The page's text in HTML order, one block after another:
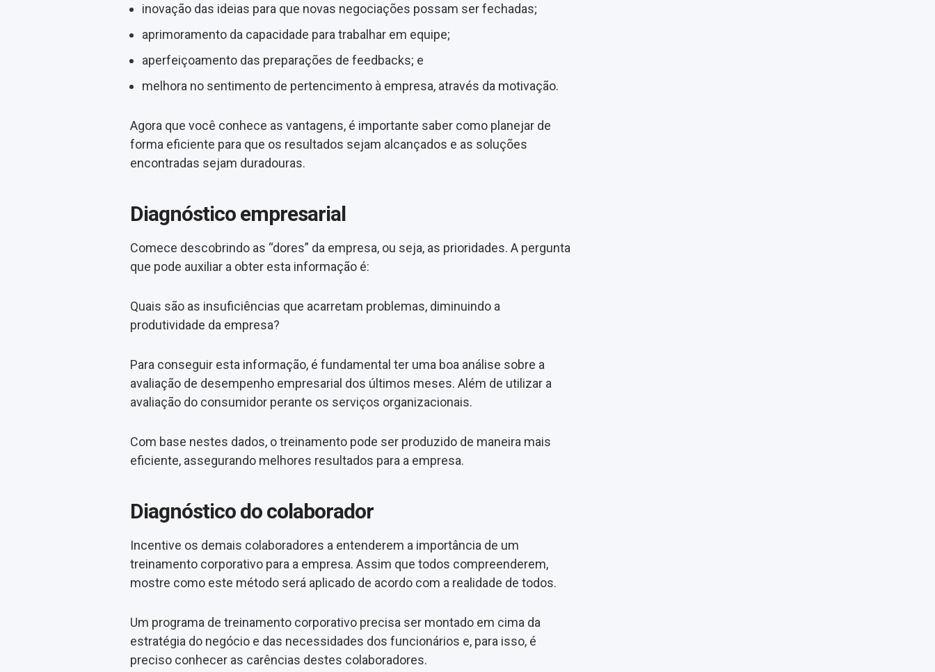
inovação das ideias para que novas negociações possam ser fechadas;
aprimoramento da capacidade para trabalhar em equipe;
aperfeiçoamento das preparações de feedbacks; e
melhora no sentimento de pertencimento à empresa, através da motivação.
Agora que você conhece as vantagens, é importante saber como planejar de
forma eficiente para que os resultados sejam alcançados e as soluções
encontradas sejam duradouras.
Diagnóstico empresarial
Comece descobrindo as “dores” da empresa, ou seja, as prioridades. A pergunta
que pode auxiliar a obter esta informação é:
Quais são as insuficiências que acarretam problemas, diminuindo a
produtividade da empresa?
Para conseguir esta informação, é fundamental ter uma boa análise sobre a
avaliação de desempenho empresarial dos últimos meses. Além de utilizar a
avaliação do consumidor perante os serviços organizacionais.
Com base nestes dados, o treinamento pode ser produzido de maneira mais
eficiente, assegurando melhores resultados para a empresa.
Diagnóstico do colaborador
Incentive os demais colaboradores a entenderem a importância de um
treinamento corporativo para a empresa. Assim que todos compreenderem,
mostre como este método será aplicado de acordo com a realidade de todos.
Um programa de treinamento corporativo precisa ser montado em cima da
estratégia do negócio e das necessidades dos funcionários e, para isso, é
preciso conhecer as carências destes colaboradores.